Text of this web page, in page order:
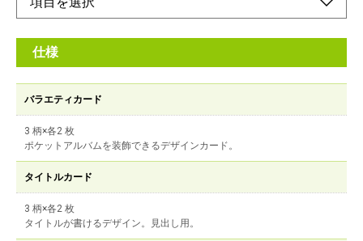
仕様
バラエティカード
3 柄×各2 枚
ポケットアルバムを装飾できるデザインカード。
タイトルカード
3 柄×各2 枚
タイトルが書けるデザイン。見出し用。